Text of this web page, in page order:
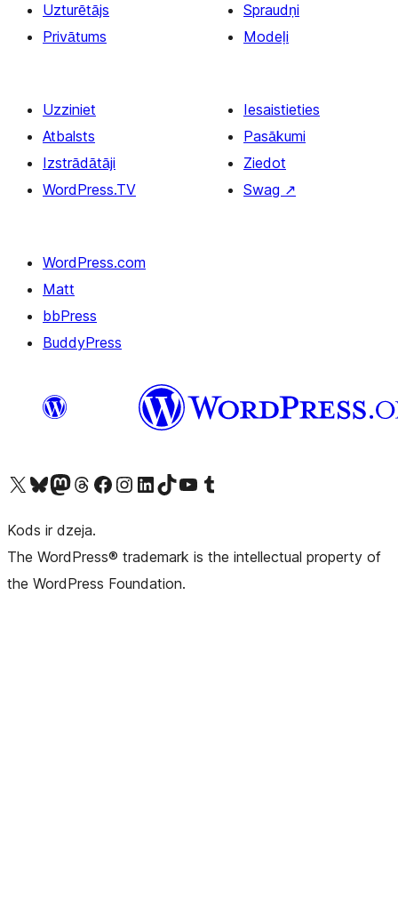
Uzturētājs
Privātums
Spraudņi
Modeļi
Uzziniet
Atbalsts
Izstrādātāji
WordPress.TV
Iesaistieties
Pasākumi
Ziedot
Swag ↗
WordPress.com
Matt
bbPress
BuddyPress
Apmeklējiet mūsu X (agrāk Twitter) kontu
Apmeklējiet mūsu Bluesky kontu
Apmeklējiet mūsu Mastodon kontu
Apmeklējiet mūsu Threads kontu
Apmeklējiet mūsu Facebook lapuApmeklējiet mūsu Instagram kontu
Apmeklējiet mūsu LinkedIn kontu
Apmeklējiet mūsu TikTok kontu
Apmeklējiet mūsu YouTube kanālu
Apmeklējiet mūsu Tumblr kontu
Kods ir dzeja.
The WordPress® trademark is the intellectual property of
the WordPress Foundation.